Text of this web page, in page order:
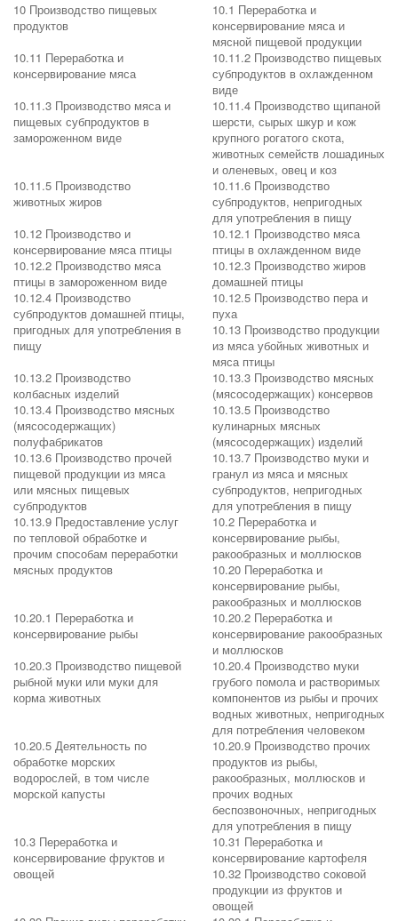
10 Производство пищевых
продуктов
10.1 Переработка и
консервирование мяса и
мясной пищевой продукции
10.11 Переработка и
консервирование мяса
10.11.2 Производство пищевых
субпродуктов в охлажденном
виде
10.11.3 Производство мяса и
пищевых субпродуктов в
замороженном виде
10.11.4 Производство щипаной
шерсти, сырых шкур и кож
крупного рогатого скота,
животных семейств лошадиных
и оленевых, овец и коз
10.11.5 Производство
животных жиров
10.11.6 Производство
субпродуктов, непригодных
для употребления в пищу
10.12 Производство и
консервирование мяса птицы
10.12.1 Производство мяса
птицы в охлажденном виде
10.12.2 Производство мяса
птицы в замороженном виде
10.12.3 Производство жиров
домашней птицы
10.12.4 Производство
субпродуктов домашней птицы,
пригодных для употребления в
пищу
10.12.5 Производство пера и
пуха
10.13 Производство продукции
из мяса убойных животных и
мяса птицы
10.13.2 Производство
колбасных изделий
10.13.3 Производство мясных
(мясосодержащих) консервов
10.13.4 Производство мясных
(мясосодержащих)
полуфабрикатов
10.13.5 Производство
кулинарных мясных
(мясосодержащих) изделий
10.13.6 Производство прочей
пищевой продукции из мяса
или мясных пищевых
субпродуктов
10.13.7 Производство муки и
гранул из мяса и мясных
субпродуктов, непригодных
для употребления в пищу
10.13.9 Предоставление услуг
по тепловой обработке и
прочим способам переработки
мясных продуктов
10.2 Переработка и
консервирование рыбы,
ракообразных и моллюсков
10.20 Переработка и
консервирование рыбы,
ракообразных и моллюсков
10.20.1 Переработка и
консервирование рыбы
10.20.2 Переработка и
консервирование ракообразных
и моллюсков
10.20.3 Производство пищевой
рыбной муки или муки для
корма животных
10.20.4 Производство муки
грубого помола и растворимых
компонентов из рыбы и прочих
водных животных, непригодных
для потребления человеком
10.20.5 Деятельность по
обработке морских
водорослей, в том числе
морской капусты
10.20.9 Производство прочих
продуктов из рыбы,
ракообразных, моллюсков и
прочих водных
беспозвоночных, непригодных
для употребления в пищу
10.3 Переработка и
консервирование фруктов и
овощей
10.31 Переработка и
консервирование картофеля
10.32 Производство соковой
продукции из фруктов и
овощей